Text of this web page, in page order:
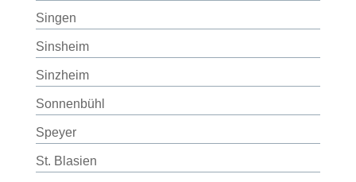
Singen
Sinsheim
Sinzheim
Sonnenbühl
Speyer
St. Blasien